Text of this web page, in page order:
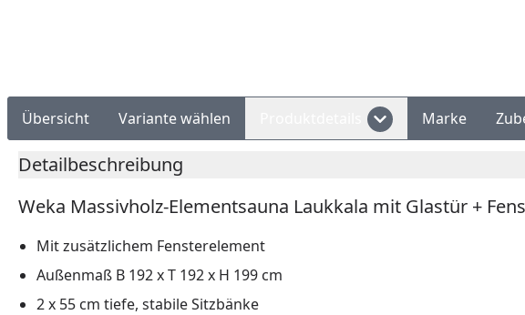
Übersicht Variante wählen Marke
Detailbeschreibung
Weka Massivholz-Elementsauna Laukkala mit Glastür +
Mit zusätzlichem Fensterelement
Außenmaß B 192 x T 192 x H 199 cm
2 x 55 cm tiefe, stabile Sitzbänke